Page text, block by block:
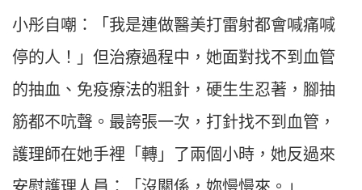
小彤自嘲：「我是連做醫美打雷射都會喊痛喊
停的人！」但治療過程中，她面對找不到血管
的抽血、免疫療法的粗針，硬生生忍著，腳抽
筋都不吭聲。最誇張一次，打針找不到血管，
護理師在她手裡「轉」了兩個小時，她反過來